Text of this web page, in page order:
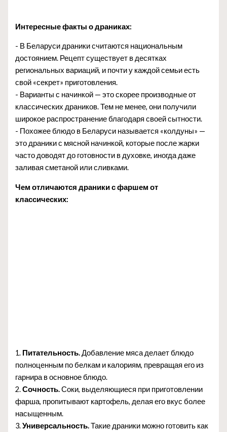
Интересные факты о драниках:
- В Беларуси драники считаются национальным
достоянием. Рецепт существует в десятках
региональных вариаций, и почти у каждой семьи есть
свой «секрет» приготовления.
- Варианты с начинкой — это скорее производные от
классических драников. Тем не менее, они получили
широкое распространение благодаря своей сытности.
- Похожее блюдо в Беларуси называется «колдуны» —
это драники с мясной начинкой, которые после жарки
часто доводят до готовности в духовке, иногда даже
заливая сметаной или сливками.
Чем отличаются драники с фаршем от
классических:
1. Питательность.Добавление мяса делает блюдо
полноценным по белкам и калориям, превращая его из
гарнира в основное блюдо.
2.Сочность.Соки, выделяющиеся при приготовлении
фарша, пропитывают картофель, делая его вкус более
насыщенным.
3.Универсальность.Такие драники можно готовить как